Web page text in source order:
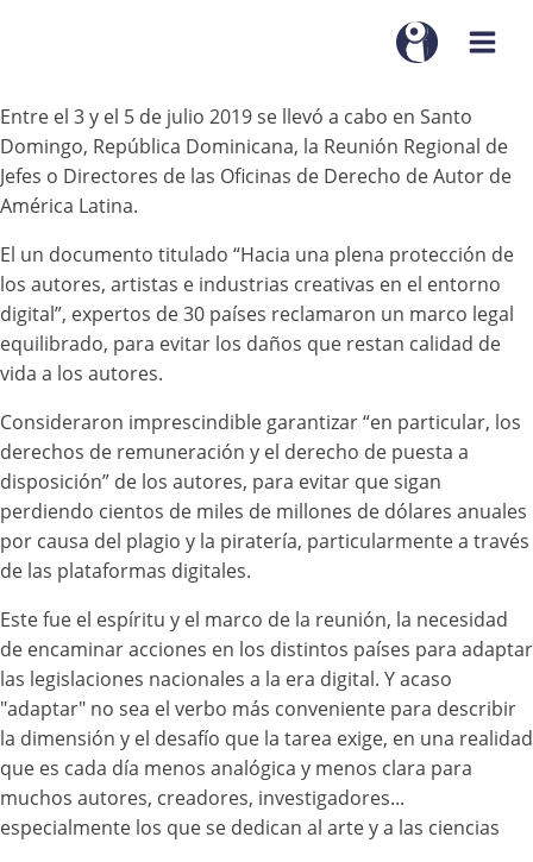
Entre el 3 y el 5 de julio 2019 se llevó a cabo en Santo
Domingo, República Dominicana, la Reunión Regional de
Jefes o Directores de las Oficinas de Derecho de Autor de
América Latina.
El un documento titulado “Hacia una plena protección de
los autores, artistas e industrias creativas en el entorno
digital”, expertos de 30 países reclamaron un marco legal
equilibrado, para evitar los daños que restan calidad de
vida a los autores.
Consideraron imprescindible garantizar “en particular, los
derechos de remuneración y el derecho de puesta a
disposición” de los autores, para evitar que sigan
perdiendo cientos de miles de millones de dólares anuales
por causa del plagio y la piratería, particularmente a través
de las plataformas digitales.
Este fue el espíritu y el marco de la reunión, la necesidad
de encaminar acciones en los distintos países para adaptar
las legislaciones nacionales a la era digital. Y acaso
"adaptar" no sea el verbo más conveniente para describir
la dimensión y el desafío que la tarea exige, en una realidad
que es cada día menos analógica y menos clara para
muchos autores, creadores, investigadores...
especialmente los que se dedican al arte y a las ciencias